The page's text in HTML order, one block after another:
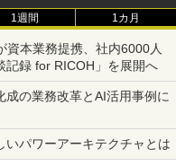
1週間 1カ月
資本業務提携、社内6000人
記録 for RICOH」を展開へ
の業務改革とAI活用事例に
パワーアーキテクチャとは